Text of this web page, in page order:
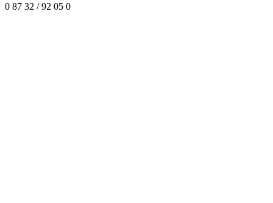
0 87 32 / 92 05 0